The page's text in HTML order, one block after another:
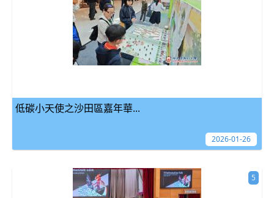
低碳小天使之沙田區嘉年華...
2026-01-26
5